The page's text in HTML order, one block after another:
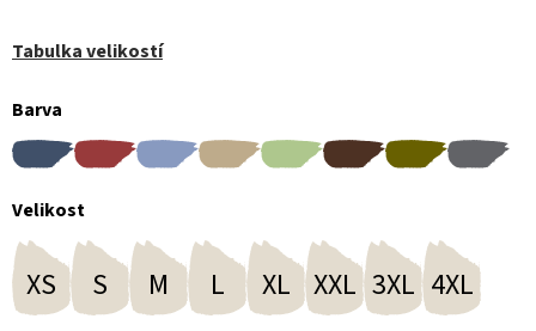
Tabulka velikostí
Barva
Velikost
XS S M L XL XXL 3XL 4XL